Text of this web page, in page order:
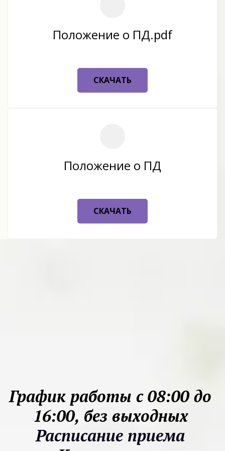
Информацию для пациентов
Положение о ПД.pdf
СКАЧАТЬ
Положение о ПД
СКАЧАТЬ
График работы с 08:00 до
16:00, без выходных
Расписание приема